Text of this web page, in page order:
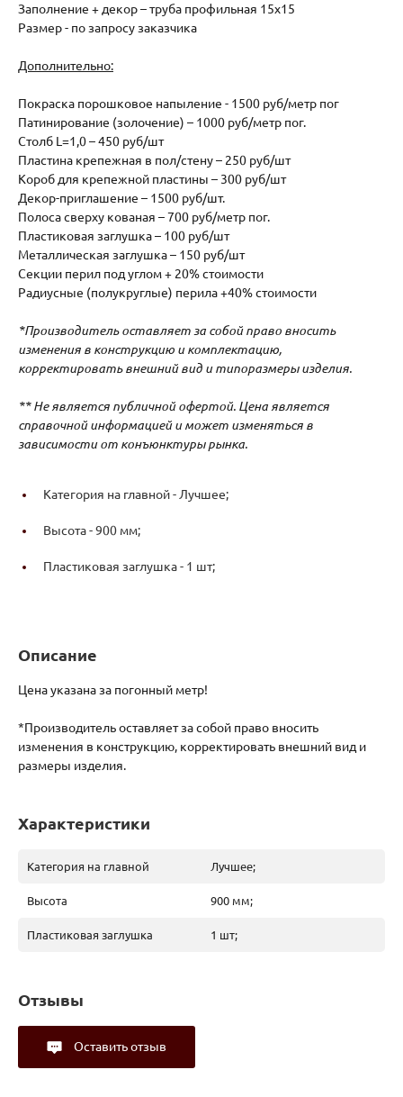
Заполнение + декор – труба профильная 15х15
Размер - по запросу заказчика
Дополнительно:
Покраска порошковое напыление - 1500 руб/метр пог
Патинирование (золочение) – 1000 руб/метр пог.
Столб L=1,0 – 450 руб/шт
Пластина крепежная в пол/стену – 250 руб/шт
Короб для крепежной пластины – 300 руб/шт
Декор-приглашение – 1500 руб/шт.
Полоса сверху кованая – 700 руб/метр пог.
Пластиковая заглушка – 100 руб/шт
Металлическая заглушка – 150 руб/шт
Секции перил под углом + 20% стоимости
Радиусные (полукруглые) перила +40% стоимости
*Производитель оставляет за собой право вносить
изменения в конструкцию и комплектацию,
корректировать внешний вид и типоразмеры изделия.
** Не является публичной офертой. Цена является
справочной информацией и может изменяться в
зависимости от конъюнктуры рынка.
Категория на главной - Лучшее;
Высота -900 мм;
Пластиковая заглушка - 1 шт;
Описание
Цена указана за погонный метр!
*Производитель оставляет за собой право вносить
изменения в конструкцию, корректировать внешний вид и
размеры изделия.
Характеристики
Категория на главной Лучшее;
Высота 900 мм;
Пластиковая заглушка 1 шт;
Отзывы
Оставить отзыв